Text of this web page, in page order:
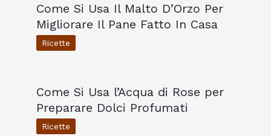
Come Si Usa Il Malto D’Orzo Per
Migliorare Il Pane Fatto In Casa
Ricette
Come Si Usa l’Acqua di Rose per
Preparare Dolci Profumati
Ricette